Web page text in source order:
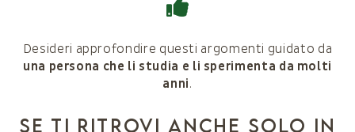
Desideri approfondire questi argomenti guidato da
una persona che li studia e li sperimenta da molti
anni.
Se ti ritrovi anche solo in